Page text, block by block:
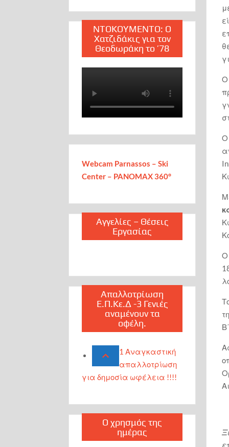
Ο
Ο
Ο
ΝΤΟΚΟΥΜΕΝΤΟ: Ο
Χατζιδάκις για τον
Θεοδωράκη το ’78
Webcam Parnassos – Ski
Center – PANOMAX 360°
Αγγελίες – Θέσεις
Εργασίας
Απαλλοτρίωση
Ε.Π.Κε.Δ -3 Γενιές
αναμένουν τα
οφέλη.
1 Αναγκαστική
απαλλοτρίωση
για δημοσία ωφέλεια !!!!
Ο χρησμός της
ημέρας